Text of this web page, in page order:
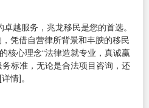
越服务，兆龙移民是您的首选。
凭借自营律所背景和丰腴的移民
核心理念“法律造就专业，真诚赢
标准，无论是合法项目咨询，还
情]。